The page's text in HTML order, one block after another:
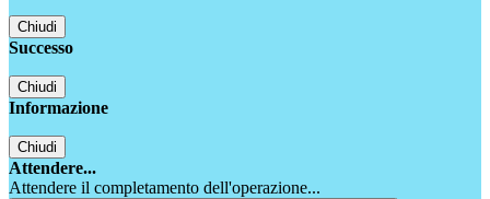
Chiudi
Successo
Chiudi
Informazione
Chiudi
Attendere...
Attendere il completamento dell'operazione...